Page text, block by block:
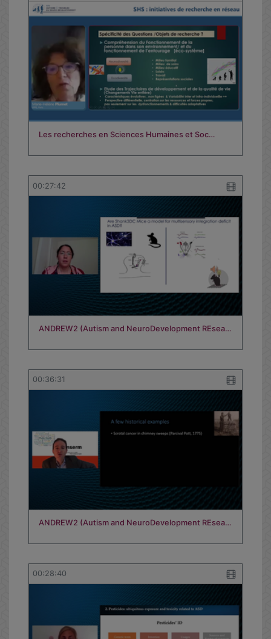
Les recherches en Sciences Humaines et Soc…
00:27:42
ANDREW2 (Autism and NeuroDevelopment REsea…
00:36:31
ANDREW2 (Autism and NeuroDevelopment REsea…
00:28:40